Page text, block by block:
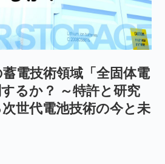
電技術領域「全固体電
るか？ ～特許と研究
世代電池技術の今と未